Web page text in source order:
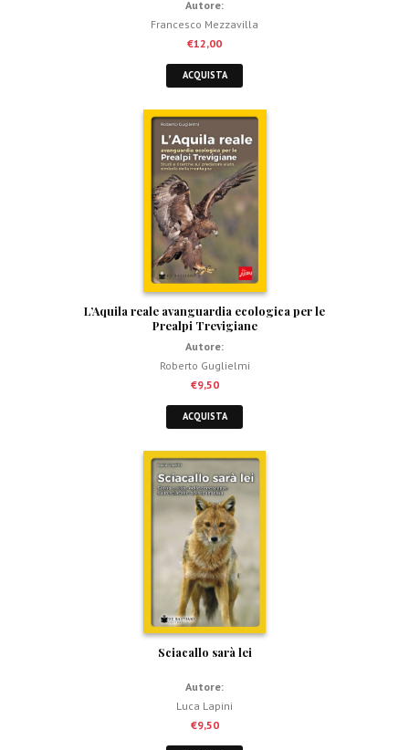
Autore:
Francesco Mezzavilla
€12,00
ACQUISTA
L’Aquila reale avanguardia ecologica per le
Prealpi Trevigiane
Autore:
Roberto Guglielmi
€9,50
ACQUISTA
Sciacallo sarà lei
Autore:
Luca Lapini
€9,50